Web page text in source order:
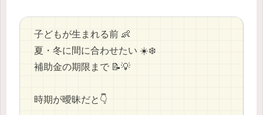
子どもが生まれる前 👶
夏・冬に間に合わせたい ☀️❄️
補助金の期限まで 📝💡
時期が曖昧だと👇